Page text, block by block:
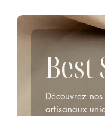
Best
Découvrez
artisanaux